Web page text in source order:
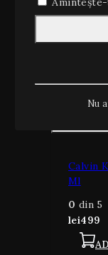
adresele de e-
Produse
Calvin
Ml
0 din 5
lei499
Nu